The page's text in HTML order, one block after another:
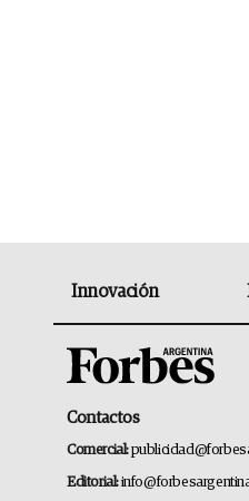
Innovación
Contactos
Comercial:
Editorial: